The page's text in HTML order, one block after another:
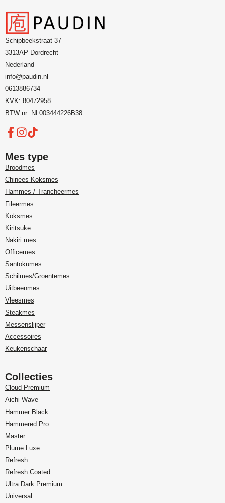
Schipbeekstraat 37
3313AP Dordrecht
Nederland
info@paudin.nl
0613886734
KVK: 80472958
BTW nr: NL003444226B38
Mes type
Broodmes
Chinees Koksmes
Hammes / Trancheermes
Fileermes
Koksmes
Kiritsuke
Nakiri mes
Officemes
Santokumes
Schilmes/Groentemes
Uitbeenmes
Vleesmes
Steakmes
Messenslijper
Accessoires
Keukenschaar
Collecties
Cloud Premium
Aichi Wave
Hammer Black
Hammered Pro
Master
Plume Luxe
Refresh
Refresh Coated
Ultra Dark Premium
Universal